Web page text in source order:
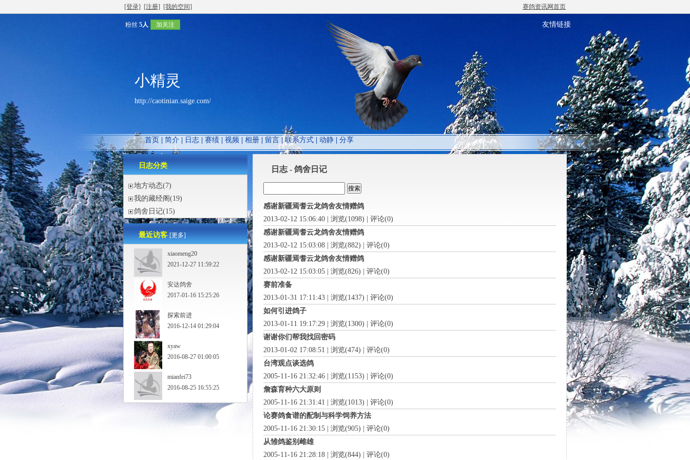
[登录] [注册] [我的空间] 赛鸽资讯网首页
粉丝 5人 加关注 友情链接
小精灵
http://caotinian.saige.com/
首页 简介 日志 赛绩 视频 相册 留言 |联系方式 动静 分享
日志分类
地方动态(7)
我的藏经阁(19)
鸽舍日记(15)
最近访客[更多]
xiaomeng20
2021-12-27 11:59:22
安达鸽舍
2017-01-16 15:25:26
探索前进
2016-12-14 01:29:04
xyaw
2016-08-27 01:00:05
mianfei73
2016-08-25 16:55:25
日志 - 鸽舍日记
感谢新疆焉耆云龙鸽舍友情赠鸽
2013-02-12 15:06:40 | 浏览(1098) | 评论(0)
感谢新疆焉耆云龙鸽舍友情赠鸽
2013-02-12 15:03:08 | 浏览(882) | 评论(0)
感谢新疆焉耆云龙鸽舍友情赠鸽
2013-02-12 15:03:05 | 浏览(826) | 评论(0)
赛前准备
2013-01-31 17:11:43 | 浏览(1437) | 评论(0)
如何引进鸽子
2013-01-11 19:17:29 | 浏览(1300) | 评论(0)
谢谢你们帮我找回密码
2013-01-02 17:08:51 | 浏览(474) | 评论(0)
台湾观点谈选鸽
2005-11-16 21:32:46 | 浏览(1153) | 评论(0)
詹森育种六大原则
2005-11-16 21:31:41 | 浏览(1013) | 评论(0)
论赛鸽食谱的配制与科学饲养方法
2005-11-16 21:30:15 | 浏览(905) | 评论(0)
从雏鸽鉴别雌雄
2005-11-16 21:28:18 | 浏览(844) | 评论(0)